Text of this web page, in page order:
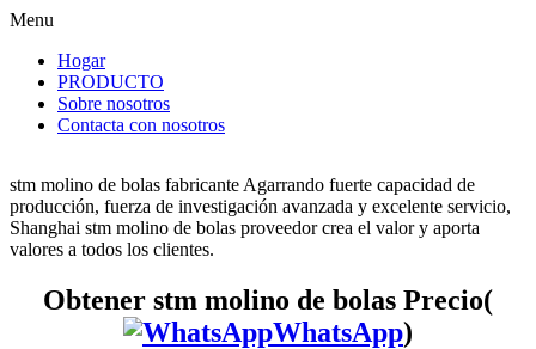
Menu
Hogar
PRODUCTO
Sobre nosotros
Contacta con nosotros
stm molino de bolas fabricante Agarrando fuerte capacidad de
producción, fuerza de investigación avanzada y excelente servicio,
Shanghai stm molino de bolas proveedor crea el valor y aporta
valores a todos los clientes.
Obtener stm molino de bolas Precio(
WhatsApp)